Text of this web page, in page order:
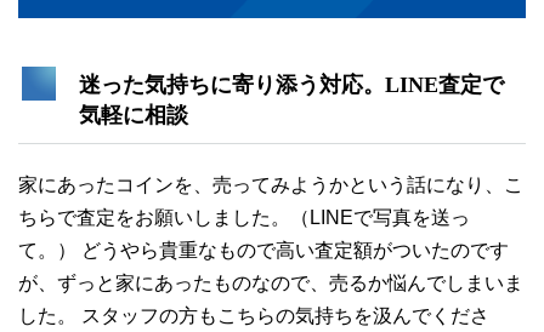
迷った気持ちに寄り添う対応。LINE査定で
気軽に相談
家にあったコインを、売ってみようかという話になり、こ
ちらで査定をお願いしました。（LINEで写真を送っ
て。） どうやら貴重なもので高い査定額がついたのです
が、ずっと家にあったものなので、売るか悩んでしまいま
した。 スタッフの方もこちらの気持ちを汲んでくださ